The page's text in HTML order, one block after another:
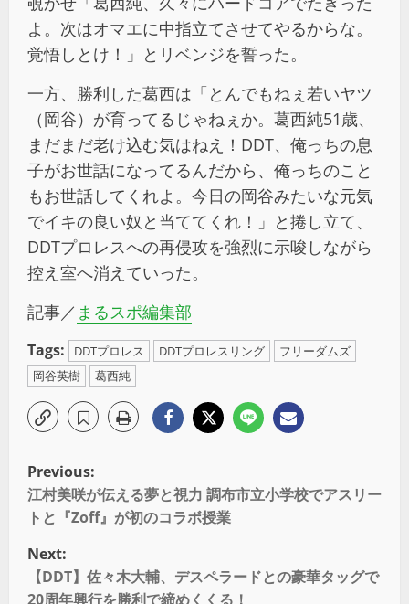
よ。次はオマエに中指立てさせてやるからな。
覚悟しとけ！」とリベンジを誓った。
一方、勝利した葛西は「とんでもねぇ若いヤツ
（岡谷）が育ってるじゃねぇか。葛西純51歳、
まだまだ老け込む気はねえ！DDT、俺っちの息
子がお世話になってるんだから、俺っちのこと
もお世話してくれよ。今日の岡谷みたいな元気
でイキの良い奴と当ててくれ！」と捲し立て、
DDTプロレスへの再侵攻を強烈に示唆しながら
控え室へ消えていった。
記事／ まるスポ編集部
Tags: DDTプロレス DDTプロレスリング
フリーダムズ
岡谷英樹
葛西純
Previous:
江村美咲が伝える夢と視力 調布市立小学校でアスリー
トと『Zoff』が初のコラボ授業
Next:
【DDT】佐々木大輔、デスペラードとの豪華タッグで
20周年興行を勝利で締めくくる！